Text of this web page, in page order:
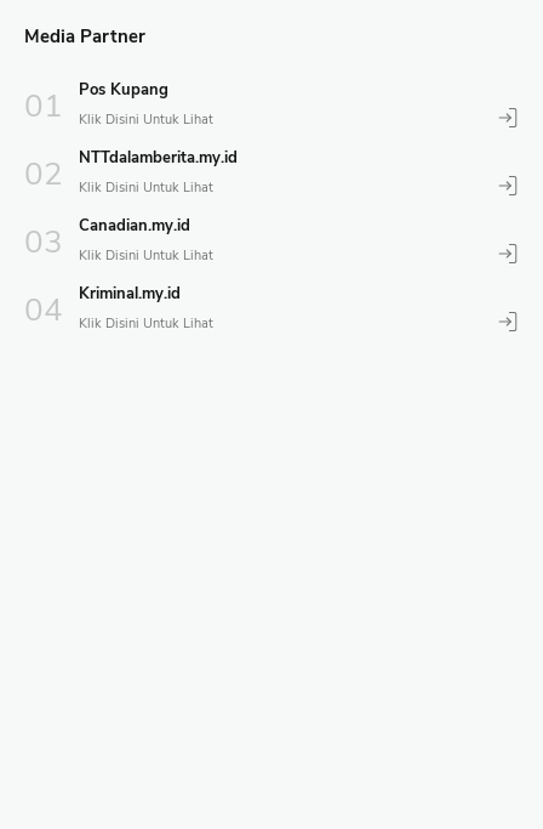
Media Partner
Pos Kupang
NTTdalamberita.my.id
Canadian.my.id
Kriminal.my.id